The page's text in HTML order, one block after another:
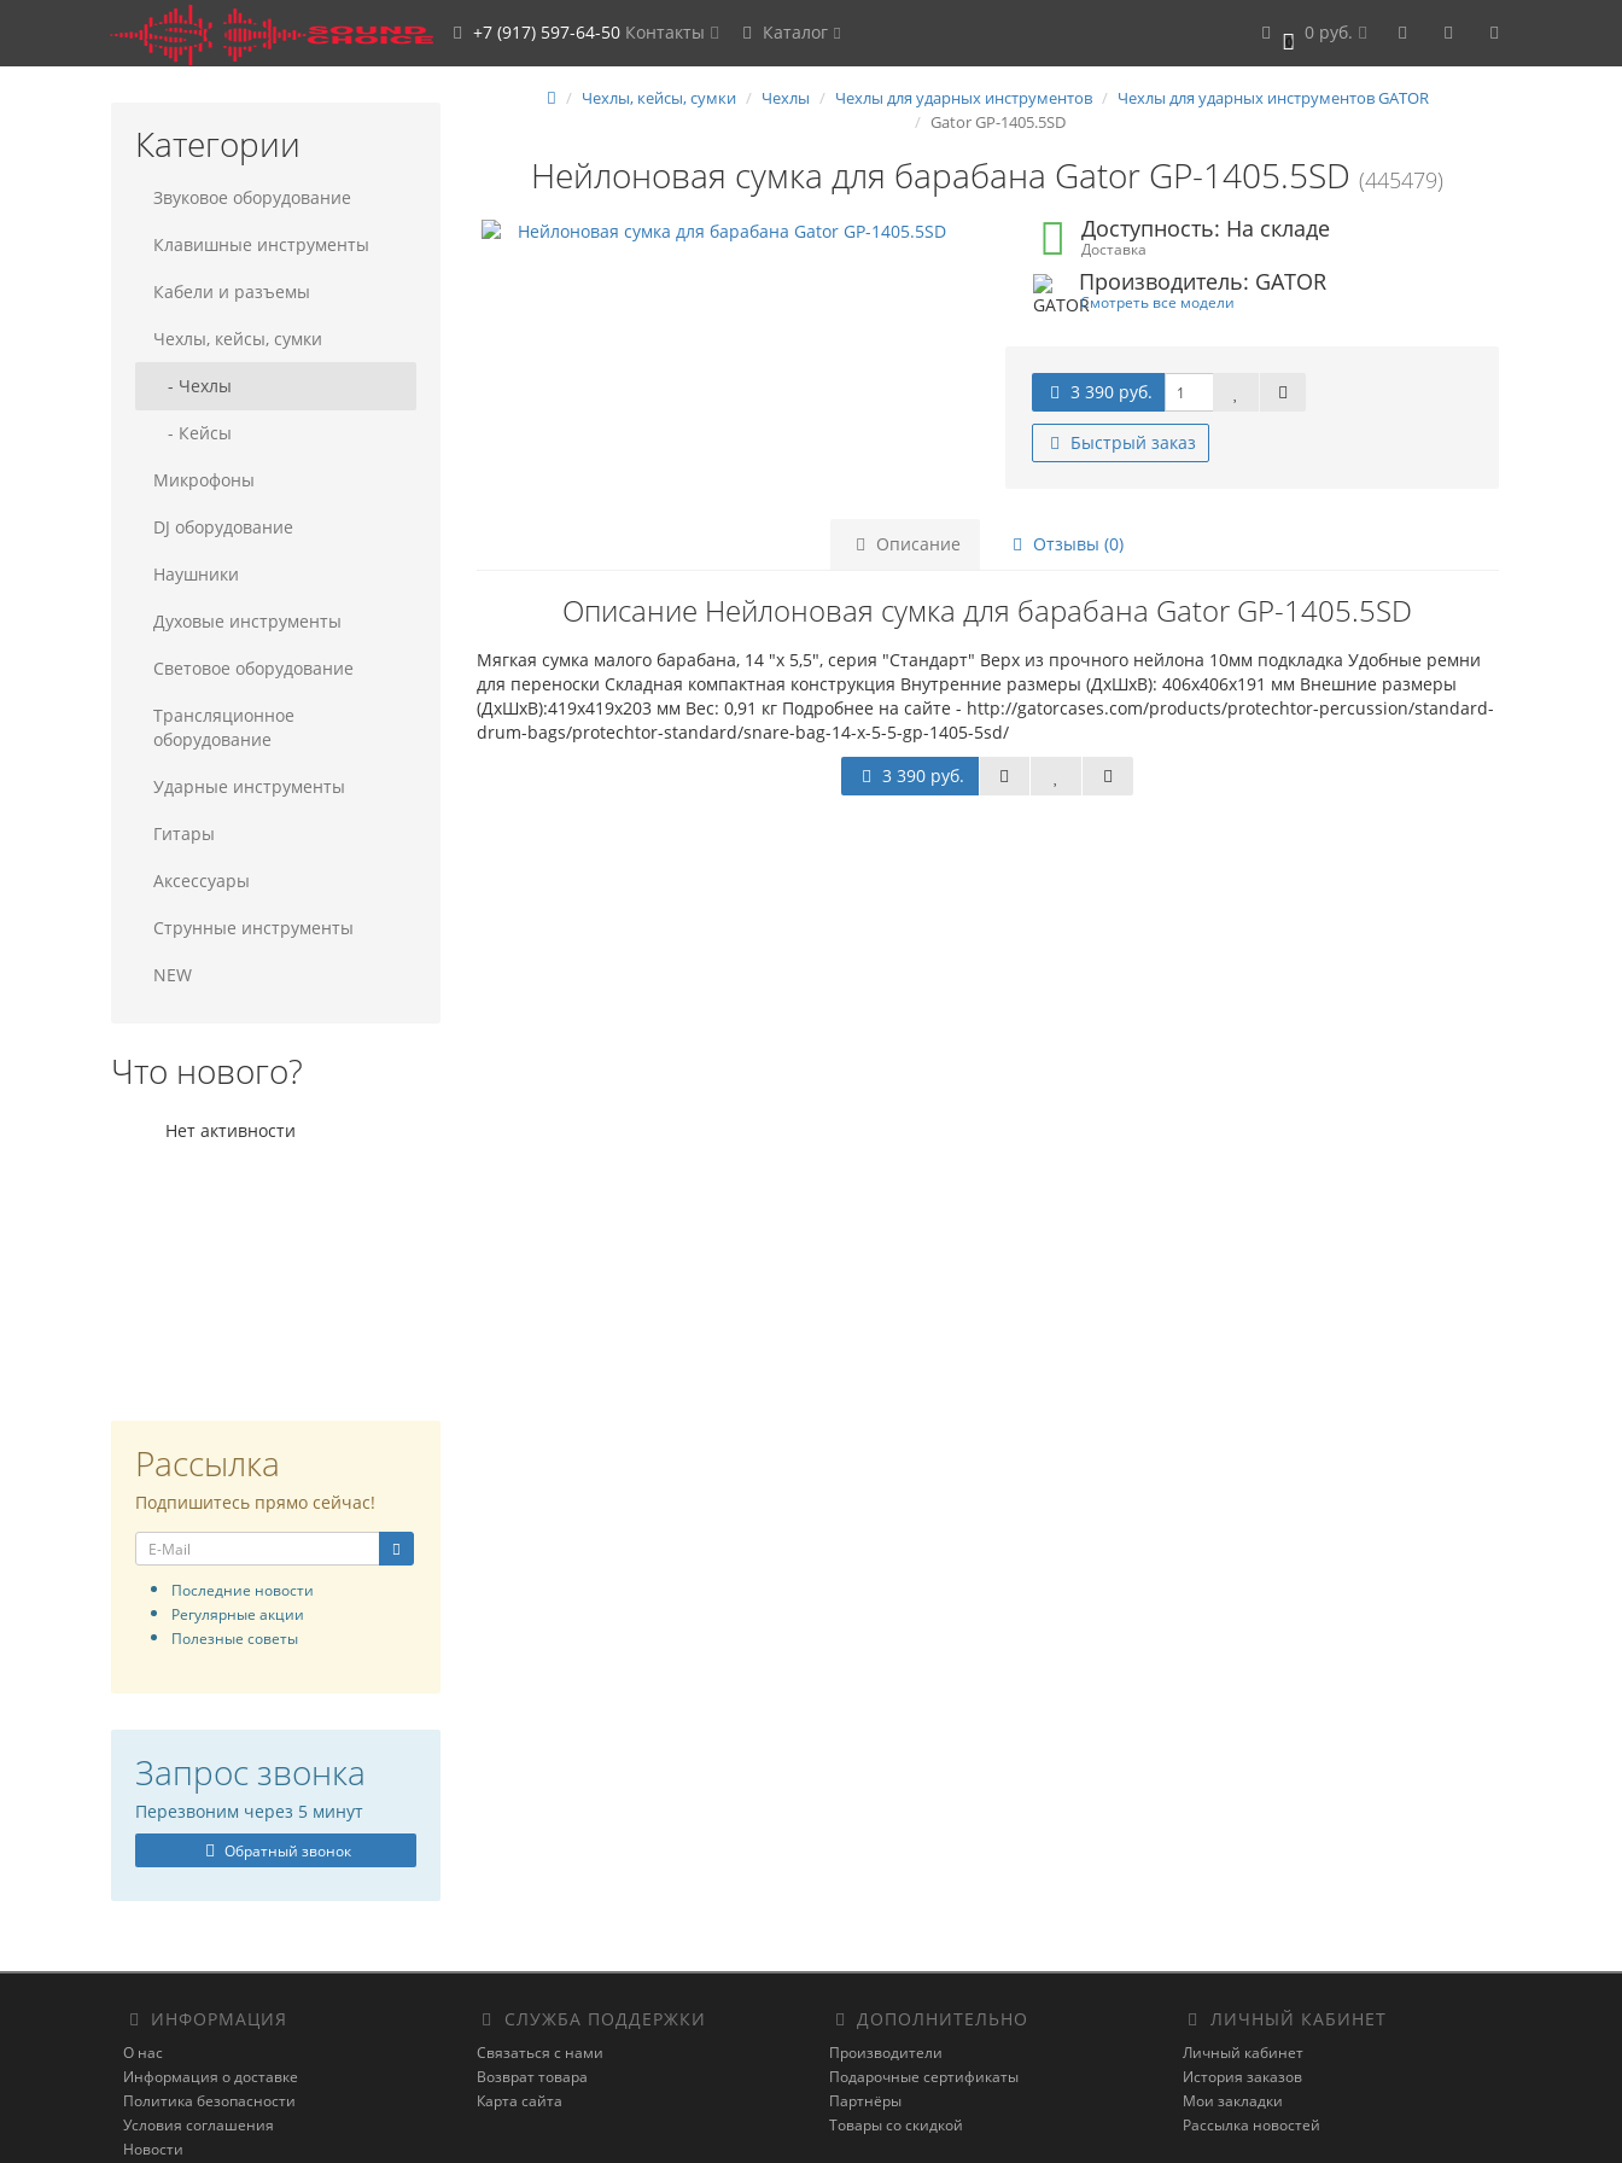
+7 (917) 597-64-50 Контакты Каталог 0 0 руб.
Категории
Звуковое оборудование
Клавишные инструменты
Кабели и разъемы
Чехлы, кейсы, сумки
- Чехлы
- Кейсы
Микрофоны
DJ оборудование
Наушники
Духовые инструменты
Световое оборудование
Трансляционное
оборудование
Ударные инструменты
Гитары
Аксессуары
Струнные инструменты
NEW
Что нового?
Нет активности
Рассылка
Подпишитесь прямо сейчас!
Последние новости
Регулярные акции
Полезные советы
Запрос звонка
Перезвоним через 5 минут
Обратный звонок
Чехлы, кейсы, сумки Чехлы Чехлы для ударных инструментов
Чехлы для ударных инструментов GATOR
Gator GP-1405.5SD
Нейлоновая сумка для барабана Gator GP-1405.5SD(445479)
Доступность: На складе
Доставка
Производитель: GATOR
Смотреть все модели
3 390 руб.
Быстрый заказ
Описание Отзывы (0)
Описание Нейлоновая сумка для барабана Gator GP-1405.5SD
Мягкая сумка малого барабана, 14 "х 5,5", серия "Стандарт" Верх из прочного нейлона 10мм подкладка Удобные ремни
для переноски Складная компактная конструкция Внутренние размеры (ДхШхВ): 406х406х191 мм Внешние размеры
(ДхШхВ):419х419х203 мм Вес: 0,91 кг Подробнее на сайте - http://gatorcases.com/products/protechtor-percussion/standard-
drum-bags/protechtor-standard/snare-bag-14-x-5-5-gp-1405-5sd/
3 390 руб.
ИНФОРМАЦИЯ
О нас
Информация о доставке
Политика безопасности
Условия соглашения
Новости
СЛУЖБА ПОДДЕРЖКИ
Связаться с нами
Возврат товара
Карта сайта
ДОПОЛНИТЕЛЬНО
Производители
Подарочные сертификаты
Партнёры
Товары со скидкой
ЛИЧНЫЙ КАБИНЕТ
Личный кабинет
История заказов
Мои закладки
Рассылка новостей